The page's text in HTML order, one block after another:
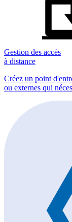
Gestion des accès
à distance
Créez un point
ou externes qui